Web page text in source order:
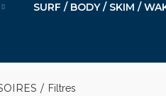
SURF / BODY / SKIM /
Filtres